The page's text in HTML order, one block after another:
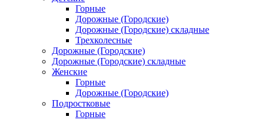
Горные
Дорожные (Городские)
Дорожные (Городские) складные
Трехколесные
Дорожные (Городские)
Дорожные (Городские) складные
Женские
Горные
Дорожные (Городские)
Подростковые
Горные